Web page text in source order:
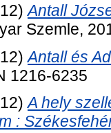
Antall
Szemle,
Antall és
1216-6235
A hely
: